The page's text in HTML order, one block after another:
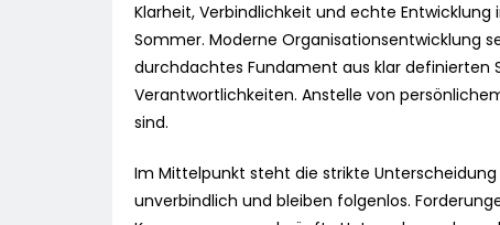
Klarheit, Verbindlichkeit und echte
Sommer. Moderne
durchdachtes Fundament aus klar definierten
Verantwortlichkeiten. Anstelle von
sind.
Im Mittelpunkt steht die strikte
unverbindlich und bleiben folgenlos.